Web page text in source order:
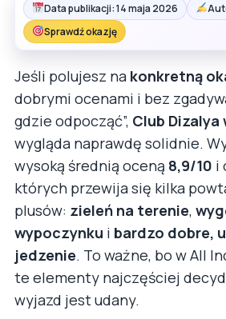
Data publikacji: 14 maja 2026
Sprawdź okazję
Jeśli polujesz na konkretną
dobrymi ocenami i bez
gdzie odpocząć”, Club Dizalya
wygląda naprawdę solidnie.
wysoką średnią oceną 8,9/10 i
których przewija się kilka
plusów: zieleń na terenie,
wypoczynku i bardzo dobre,
jedzenie. To ważne, bo w All
te elementy najczęściej
wyjazd jest udany.